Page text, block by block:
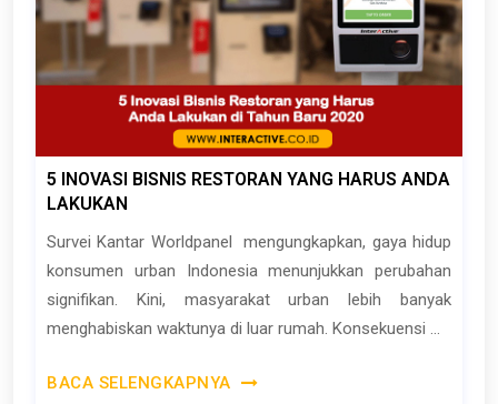
5 INOVASI BISNIS RESTORAN YANG HARUS ANDA
LAKUKAN
Survei Kantar Worldpanel mengungkapkan, gaya hidup
konsumen urban Indonesia menunjukkan perubahan
signifikan. Kini, masyarakat urban lebih banyak
menghabiskan waktunya di luar rumah. Konsekuensi ...
BACA SELENGKAPNYA